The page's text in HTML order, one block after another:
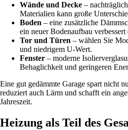
Wände und Decke –
Materialien kann große
Boden – eine zusätzliche
ein neuer Bodenaufbau
Tor und Türen – wählen Sie
und niedrigem U-Wert.
Fenster – moderne
Behaglichkeit und geringeren
Eine gut gedämmte Garage spart nicht
reduziert auch Lärm und schafft ein
Jahreszeit.
Heizung als Teil des